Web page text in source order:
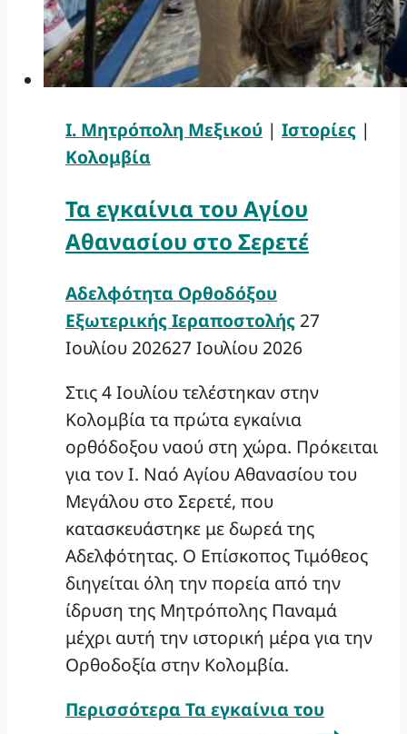
Ι. Μητρόπολη Μεξικού | Ιστορίες |
Κολομβία
Τα εγκαίνια του Αγίου
Αθανασίου στο Σερετέ
Αδελφότητα Ορθοδόξου
Εξωτερικής Ιεραποστολής 27
Ιουλίου 202627 Ιουλίου 2026
Στις 4 Ιουλίου τελέστηκαν στην
Κολομβία τα πρώτα εγκαίνια
ορθόδοξου ναού στη χώρα. Πρόκειται
για τον Ι. Ναό Αγίου Αθανασίου του
Μεγάλου στο Σερετέ, που
κατασκευάστηκε με δωρεά της
Αδελφότητας. Ο Επίσκοπος Τιμόθεος
διηγείται όλη την πορεία από την
ίδρυση της Μητρόπολης Παναμά
μέχρι αυτή την ιστορική μέρα για την
Ορθοδοξία στην Κολομβία.
Περισσότερα Τα εγκαίνια του